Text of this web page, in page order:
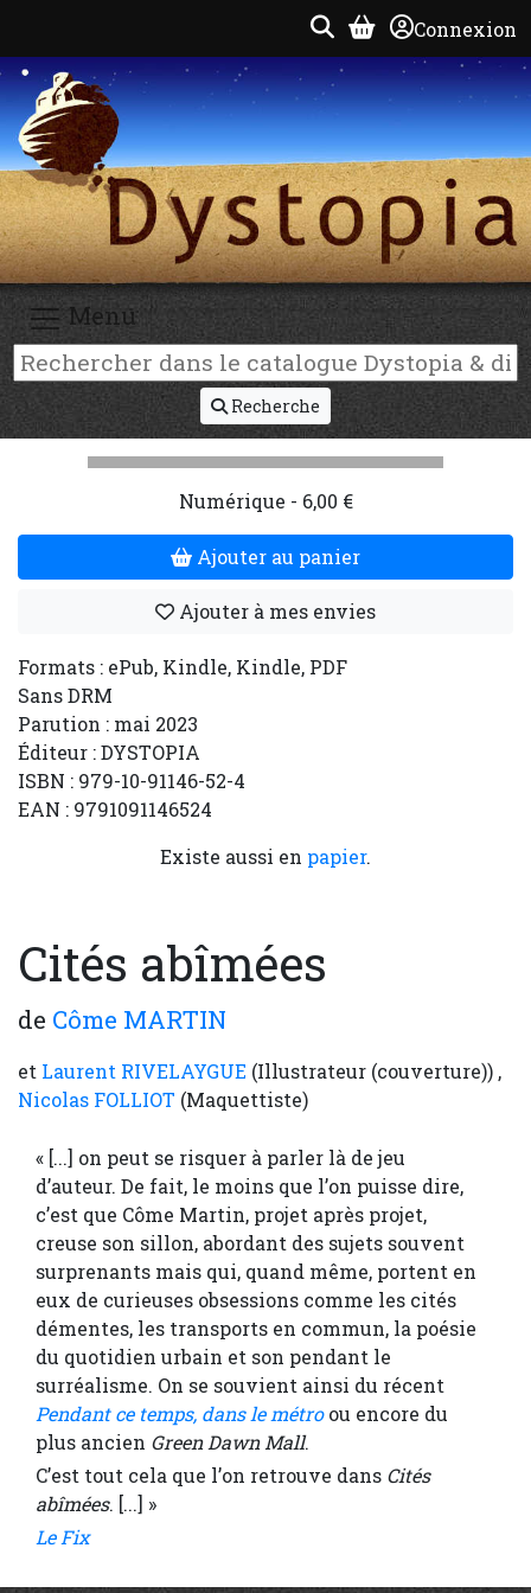
Connexion
Menu
Recherche
Numérique - 6,00 €
Ajouter au panier
Ajouter à mes envies
Formats : ePub, Kindle, Kindle, PDF
Sans DRM
Parution : mai 2023
Éditeur : DYSTOPIA
ISBN : 979-10-91146-52-4
EAN : 9791091146524
Existe aussi en papier.
Cités abîmées
de Côme MARTIN
et Laurent RIVELAYGUE (Illustrateur (couverture)) ,
Nicolas FOLLIOT (Maquettiste)
« [...] on peut se risquer à parler là de jeu
d’auteur. De fait, le moins que l’on puisse dire,
c’est que Côme Martin, projet après projet,
creuse son sillon, abordant des sujets souvent
surprenants mais qui, quand même, portent en
eux de curieuses obsessions comme les cités
démentes, les transports en commun, la poésie
du quotidien urbain et son pendant le
surréalisme. On se souvient ainsi du récent
Pendant ce temps, dans le métroou encore du
plus ancien Green Dawn Mall.
C’est tout cela que l’on retrouve dans Cités
abîmées. [...] »
Le Fix